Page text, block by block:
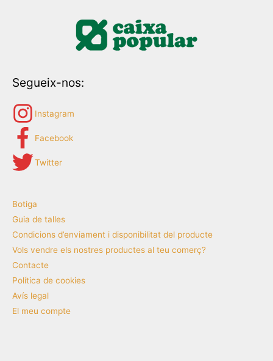
Segueix-nos:
Instagram
Facebook
Twitter
Botiga
Guia de talles
Condicions d’enviament i disponibilitat del producte
Vols vendre els nostres productes al teu comerç?
Contacte
Política de cookies
Avís legal
El meu compte